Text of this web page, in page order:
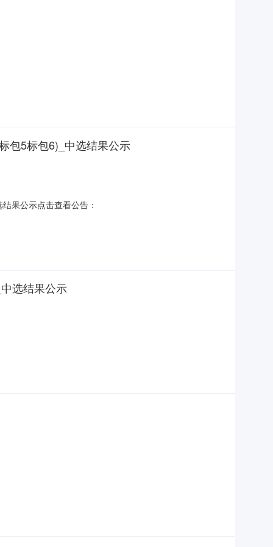
包5标包6)_中选结果公示
果公示点击查看公告：
选结果公示